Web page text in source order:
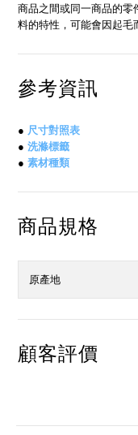
商品之間或同一商品的零
料的特性，可能會因起毛
參考資訊
● 尺寸對照表
● 洗滌標籤
● 素材種類
商品規格
原產地
顧客評價